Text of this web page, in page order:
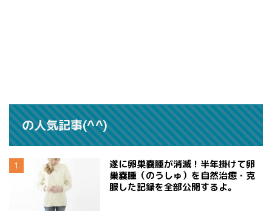
の人気記事(^^)
遂に卵巣嚢腫が消滅！半年掛けて卵
巣嚢腫（のうしゅ）を自然治癒・克
服した記録を全部公開するよ。